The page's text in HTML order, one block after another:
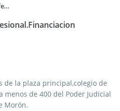
Apto profesi.
de la plaza principal,colegio de
de 400 del Poder Judicial
Morón.